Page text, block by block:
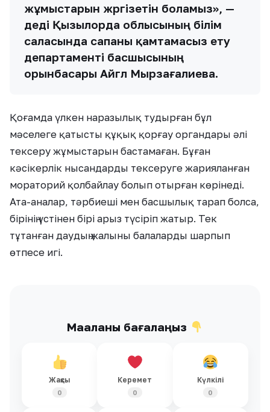
жұмыстарын жүргізетін боламыз», —
деді Қызылорда облысының білім
саласында сапаны қамтамасыз ету
департаменті басшысының
орынбасары Айгүл Мырзағалиева.
Қоғамда үлкен наразылық тудырған бұл
мәселеге қатысты құқық қорғау органдары әлі
тексеру жұмыстарын бастамаған. Бұған
кәсікерлік нысандарды тексеруге жарияланған
мораторий қолбайлау болып отырған көрінеді.
Ата-аналар, тәрбиеші мен басшылық тарап болса,
бірінің үстінен бірі арыз түсіріп жатыр. Тек
тұтанған даудың жалыны балаларды шарпып
өтпесе игі.
Мақаланы бағалаңыз
Жақсы
0
Керемет
0
Күлкілі
0